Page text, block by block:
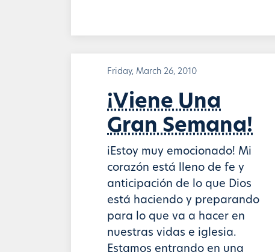
Friday, March 26, 2010
¡Viene Una
Gran Semana!
¡Estoy muy emocionado! Mi
corazón está lleno de fe y
anticipación de lo que Dios
está haciendo y preparando
para lo que va a hacer en
nuestras vidas e iglesia.
Estamos entrando en una